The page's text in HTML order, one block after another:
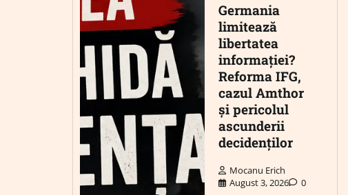
Germania
limitează
libertatea
informației?
Reforma IFG,
cazul Amthor
și pericolul
ascunderii
decidenților
Mocanu Erich
August 3, 2026
0